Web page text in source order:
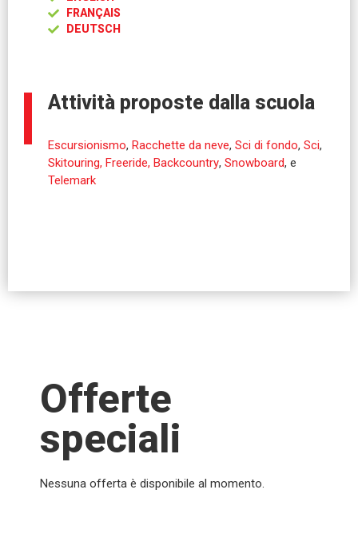
FRANÇAIS
DEUTSCH
Attività proposte dalla scuola
Escursionismo, Racchette da neve, Sci di fondo, Sci,
Skitouring, Freeride, Backcountry, Snowboard, e
Telemark
Offerte
speciali
Nessuna offerta è disponibile al momento.